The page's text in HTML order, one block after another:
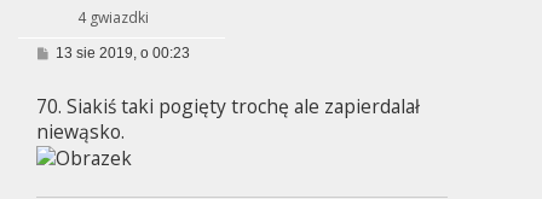
4 gwiazdki
P
t
13 sie 2019, o 00:23
70. Siakiś taki pogięty trochę ale zapierdalał
niewąsko.